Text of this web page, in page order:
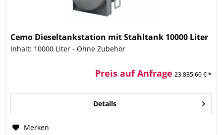
Cemo Dieseltankstation mit Stahltank 10000 Liter
Inhalt: 10000 Liter - Ohne Zubehör
Preis auf Anfrage 23.835,60 € *
Details
Merken